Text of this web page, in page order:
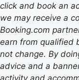
click and book an
we may receive a
Booking.com
earn from qualified
not change. By
advice and a
activity and